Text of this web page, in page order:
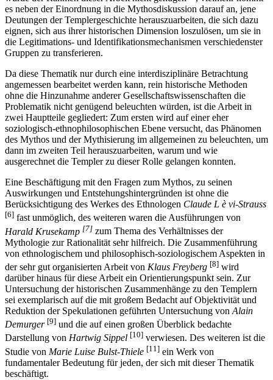
es neben der Einordnung in die Mythosdiskussion darauf an, jene
Deutungen der Templergeschichte herauszuarbeiten, die sich dazu
eignen, sich aus ihrer historischen Dimension loszulösen, um sie in
die Legitimations- und Identifikationsmechanismen verschiedenster
Gruppen zu transferieren.
Da diese Thematik nur durch eine interdisziplinäre Betrachtung
angemessen bearbeitet werden kann, rein historische Methoden
ohne die Hinzunahme anderer Gesellschaftswissenschaften die
Problematik nicht genügend beleuchten würden, ist die Arbeit in
zwei Hauptteile gegliedert: Zum ersten wird auf einer eher
soziologisch-ethnophilosophischen Ebene versucht, das Phänomen
des Mythos und der Mythisierung im allgemeinen zu beleuchten, um
dann im zweiten Teil herauszuarbeiten, warum und wie
ausgerechnet die Templer zu dieser Rolle gelangen konnten.
Eine Beschäftigung mit den Fragen zum Mythos, zu seinen
Auswirkungen und Entstehungshintergründen ist ohne die
Berücksichtigung des Werkes des Ethnologen Claude L è vi-Strauss
[6] fast unmöglich, des weiteren waren die Ausführungen von
Harald Krusekamp [7] zum Thema des Verhältnisses der
Mythologie zur Rationalität sehr hilfreich. Die Zusammenführung
von ethnologischem und philosophisch-soziologischem Aspekten in
der sehr gut organisierten Arbeit von Klaus Freyberg [8] wird
darüber hinaus für diese Arbeit ein Orientierungspunkt sein. Zur
Untersuchung der historischen Zusammenhänge zu den Templern
sei exemplarisch auf die mit großem Bedacht auf Objektivität und
Reduktion der Spekulationen geführten Untersuchung von Alain
Demurger [9] und die auf einen großen Überblick bedachte
Darstellung von Hartwig Sippel [10] verwiesen. Des weiteren ist die
Studie von Marie Luise Bulst-Thiele [11] ein Werk von
fundamentaler Bedeutung für jeden, der sich mit dieser Thematik
beschäftigt.